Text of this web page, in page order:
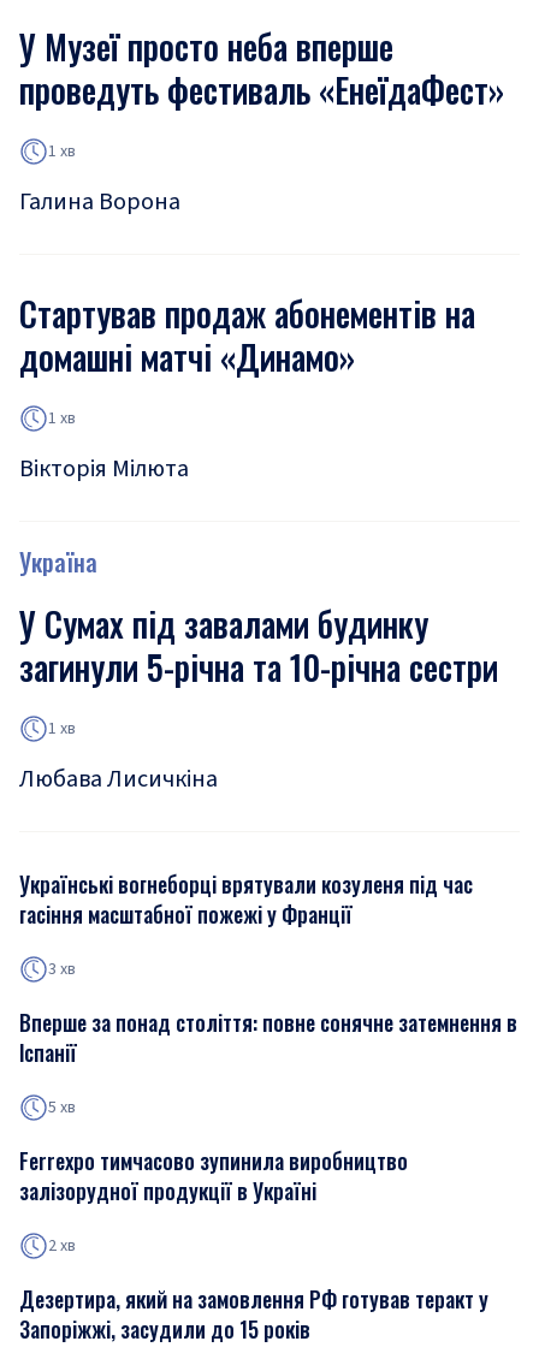
У Музеї просто неба вперше
проведуть фестиваль «ЕнеїдаФест»
1 хв
Галина Ворона
Стартував продаж абонементів на
домашні матчі «Динамо»
1 хв
Вікторія Мілюта
Україна
У Сумах під завалами будинку
загинули 5-річна та 10-річна сестри
1 хв
Любава Лисичкіна
Українські вогнеборці врятували козуленя під час
гасіння масштабної пожежі у Франції
3 хв
Вперше за понад століття: повне сонячне затемнення в
Іспанії
5 хв
Ferrexpo тимчасово зупинила виробництво
залізорудної продукції в Україні
2 хв
Дезертира, який на замовлення РФ готував теракт у
Запоріжжі, засудили до 15 років